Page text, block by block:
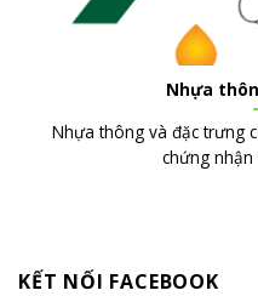
Nhựa
Nhựa thông và đặc trưng
chứng nhận
KẾT NỐI FACEBOOK